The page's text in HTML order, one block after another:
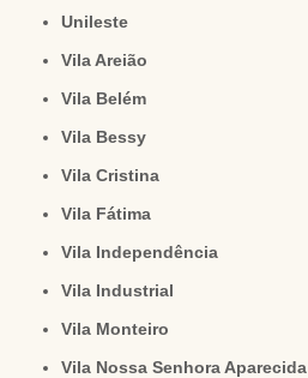
Unileste
Vila Areião
Vila Belém
Vila Bessy
Vila Cristina
Vila Fátima
Vila Independência
Vila Industrial
Vila Monteiro
Vila Nossa Senhora Aparecida